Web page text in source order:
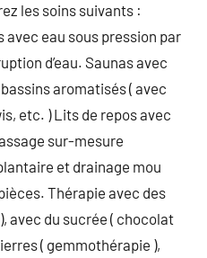
les soins suivants :
eau sous pression par
d’eau. Saunas avec
aromatisés ( avec
etc. ) Lits de repos avec
sur-mesure
et drainage mou
Thérapie avec des
avec du sucrée ( chocolat
( gemmothérapie ),